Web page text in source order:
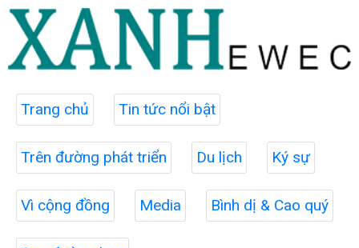
Trang chủ Tin tức nổi bật
Trên đường phát triển Du lịch Ký sự
Vì cộng đồng Media Bình dị & Cao quý